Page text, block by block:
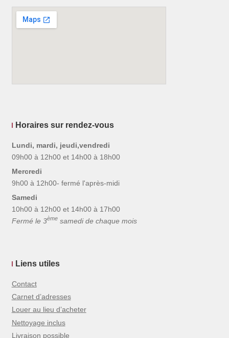
Horaires sur rendez-vous
Lundi, mardi, jeudi,vendredi
09h00 à 12h00 et 14h00 à 18h00
Mercredi
9h00 à 12h00- fermé l'après-midi
Samedi
10h00 à 12h00 et 14h00 à 17h00
Fermé le 3èmesamedi de chaque mois
Liens utiles
Contact
Carnet d’adresses
Louer au lieu d’acheter
Nettoyage inclus
Livraison possible